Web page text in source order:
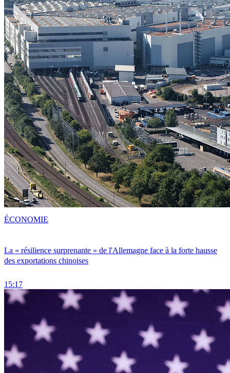
La « résilience surprenante » de l'Allemagne face à la forte hausse
des exportations chinoises
15:17
ÉCONOMIE